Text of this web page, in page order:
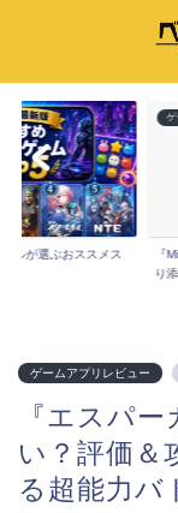
ー｜日常にそっと寄
ゲ
『
ビ
ゲームアプリレビュー
『エスパ
い？評価＆
る超能力バ